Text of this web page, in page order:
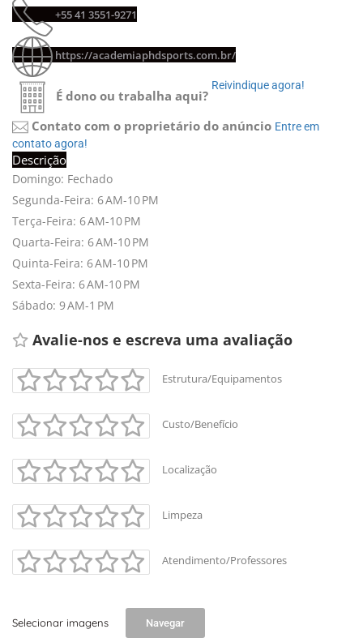
+55 41 3551-9271
https://academiaphdsports.com.br/
É dono ou trabalha aqui?
Reivindique agora!
Contato com o proprietário do anúncio Entre em
contato agora!
Descrição
Domingo: Fechado
Segunda-Feira: 6 AM-10 PM
Terça-Feira: 6 AM-10 PM
Quarta-Feira: 6 AM-10 PM
Quinta-Feira: 6 AM-10 PM
Sexta-Feira: 6 AM-10 PM
Sábado: 9 AM-1 PM
Avalie-nos e escreva uma avaliação
Estrutura/Equipamentos
Custo/Benefício
Localização
Limpeza
Atendimento/Professores
Selecionar imagens Navegar